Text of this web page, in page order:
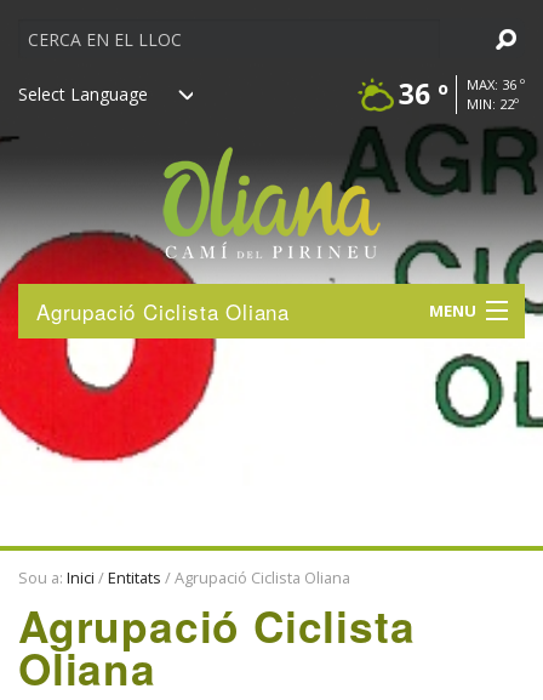
Cerca
36 º
MAX: 36 º
MIN: 22º
Ves
contingut.
a
Agrupació Ciclista Oliana MENU
DESCOBREIX
ENTITATS
TRADICIONS
Sou a: Inici /Entitats /Agrupació Ciclista Oliana
Agrupació Ciclista
Oliana